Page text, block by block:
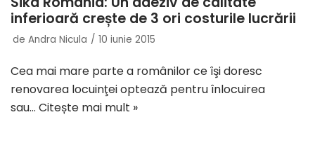
inferioară crește de 3 ori costurile lucrării
de Andra Nicula 10 iunie 2015
Cea mai mare parte a românilor ce îşi doresc
renovarea locuinţei optează pentru înlocuirea
sau… Citește mai mult »